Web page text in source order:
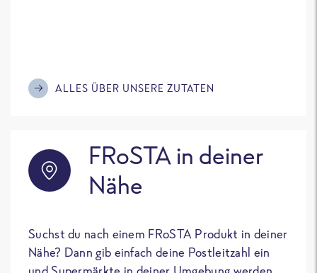
ALLES ÜBER UNSERE ZUTATEN
FRoSTA in deiner
Nähe
Suchst du nach einem FRoSTA Produkt in deiner
Nähe? Dann gib einfach deine Postleitzahl ein